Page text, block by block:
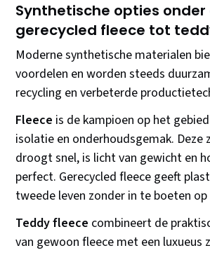
Synthetische opties onder
gerecycled fleece tot
Moderne synthetische materialen
voordelen en worden steeds
recycling en verbeterde
Fleece is de kampioen op het
isolatie en onderhoudsgemak. Deze
droogt snel, is licht van gewicht en
perfect. Gerecycled fleece geeft
tweede leven zonder in te boeten
Teddy fleece combineert de
van gewoon fleece met een luxueus